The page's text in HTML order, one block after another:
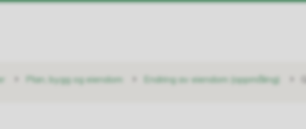
Plan, bygg og eiendom Endring av eiendom (oppmåling)